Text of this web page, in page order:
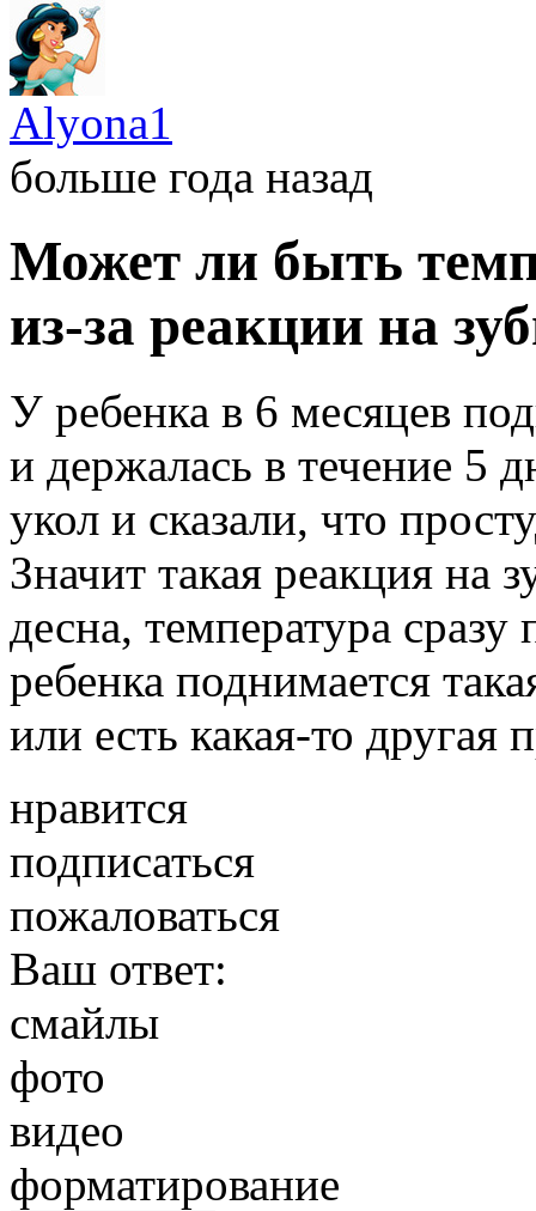
Alyona1
больше года назад
Может ли быть
из-за реакции на
У ребенка в 6 месяцев
и держалась в течение 5
укол и сказали, что
Значит такая реакция на
десна, температура
ребенка поднимается
или есть какая-то другая
нравится
подписаться
пожаловаться
Ваш ответ:
смайлы
фото
видео
форматирование